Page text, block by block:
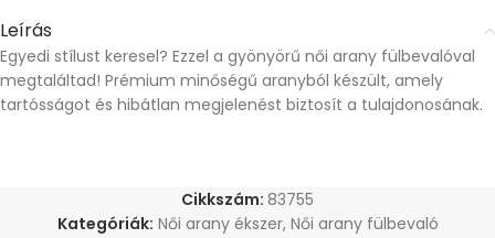
Leírás
Egyedi stílust keresel? Ezzel a gyönyörű női arany fülbevalóval
megtaláltad! Prémium minőségű aranyból készült, amely
tartósságot és hibátlan megjelenést biztosít a tulajdonosának.
Cikkszám: 83755
Kategóriák: Női arany ékszer, Női arany fülbevaló